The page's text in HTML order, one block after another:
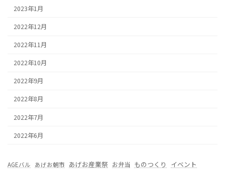
2023年1月
2022年12月
2022年11月
2022年10月
2022年9月
2022年8月
2022年7月
2022年6月
AGEバル あげお朝市 あげお産業祭 お弁当 ものつくり イベント